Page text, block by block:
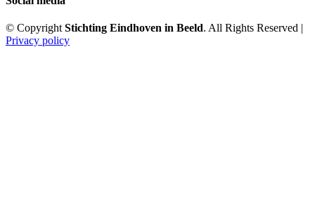
© Copyright Stichting Eindhoven in Beeld. All Rights Reserved |
Privacy policy